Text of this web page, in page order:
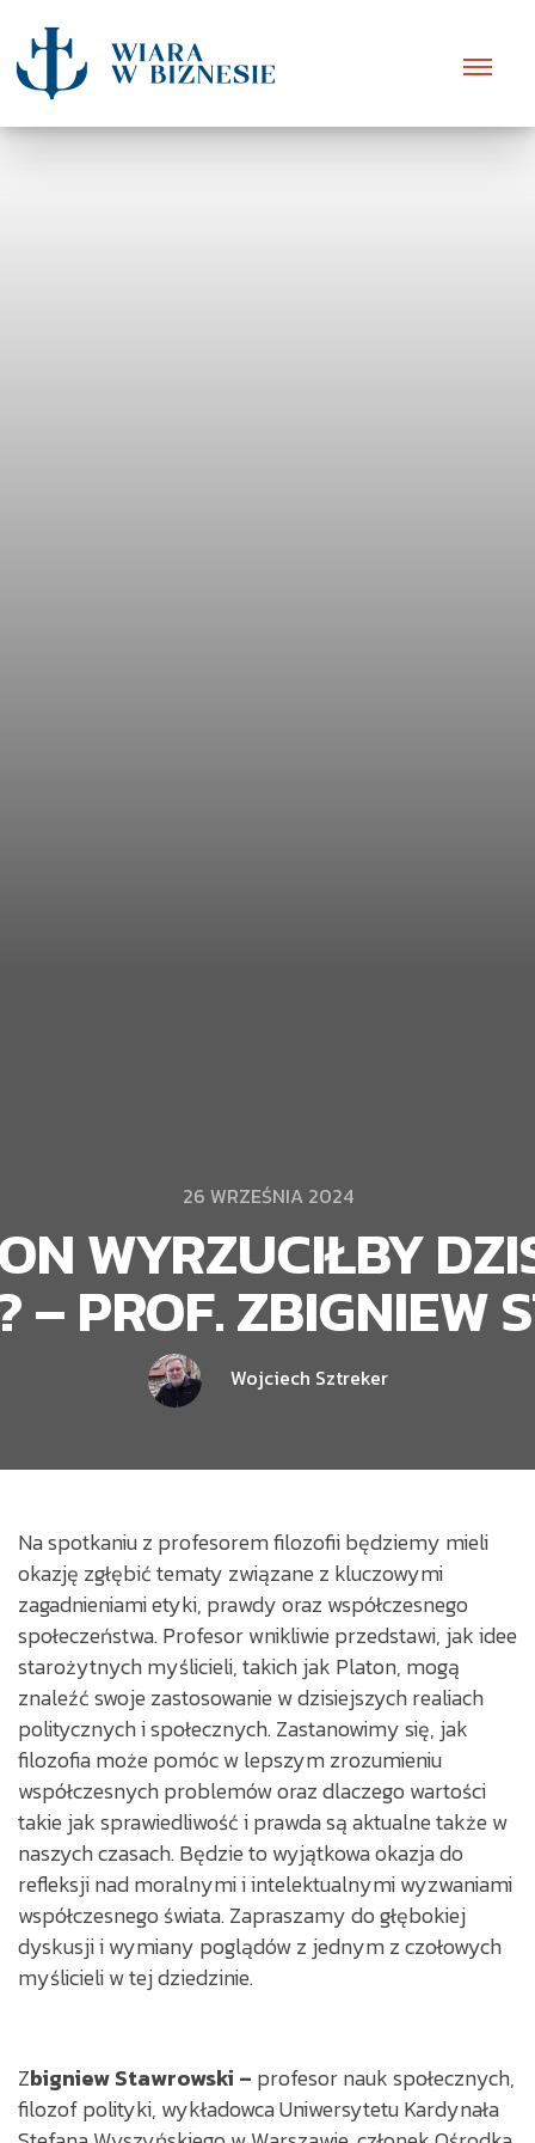
26 WRZEŚNIA 2024
WYRZUCIŁBY
– PROF. ZBIGNIEW
Wojciech Sztreker
Na spotkaniu z profesorem filozofii będziemy mieli
okazję zgłębić tematy związane z kluczowymi
zagadnieniami etyki, prawdy oraz współczesnego
społeczeństwa. Profesor wnikliwie przedstawi, jak idee
starożytnych myślicieli, takich jak Platon, mogą
znaleźć swoje zastosowanie w dzisiejszych realiach
politycznych i społecznych. Zastanowimy się, jak
filozofia może pomóc w lepszym zrozumieniu
współczesnych problemów oraz dlaczego wartości
takie jak sprawiedliwość i prawda są aktualne także w
naszych czasach. Będzie to wyjątkowa okazja do
refleksji nad moralnymi i intelektualnymi wyzwaniami
współczesnego świata. Zapraszamy do głębokiej
dyskusji i wymiany poglądów z jednym z czołowych
myślicieli w tej dziedzinie.
Zbigniew Stawrowski – profesor nauk społecznych,
filozof polityki, wykładowca Uniwersytetu Kardynała